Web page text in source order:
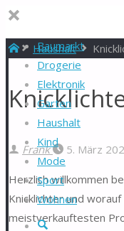
Baumarkt
Drogerie
Elektronik
Garten
Haushalt
Kind
Mode
Sport
Wohnen
Suche
StartHaushalt
Frank 5. März
Herzlich willkommen
Knicklichter und
meistverkauftesten